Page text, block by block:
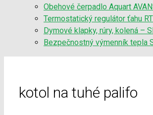
Obehové čerpadlo Aquart
Termostatický regulátor ťahu
Dymové klapky, rúry, kolená –
Bezpečnostný výmenník tepla
kotol na tuhé palifo